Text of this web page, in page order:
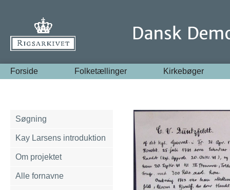
Forside Folketællinger Kirkebøger
Søgning
Kay Larsens introduktion
Om projektet
Alle fornavne